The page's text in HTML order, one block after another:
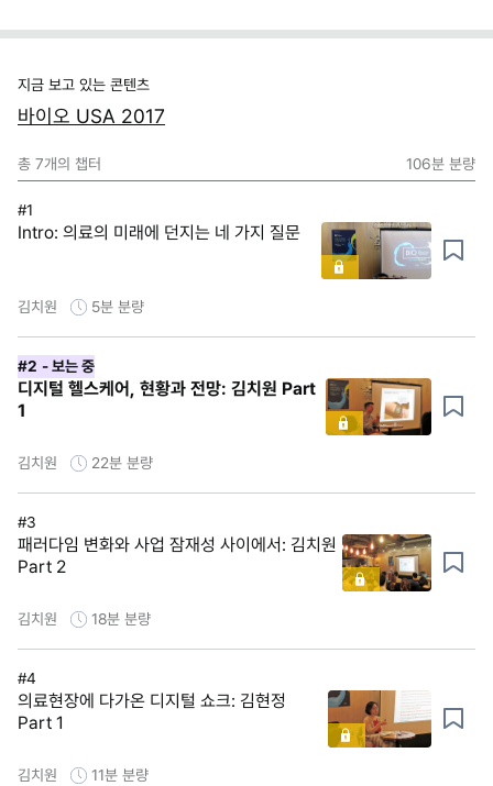
지금 보고 있는 콘텐츠
바이오 USA 2017
총 7개의 챕터 106분 분량
#1
Intro: 의료의 미래에 던지는 네 가지 질문
김치원 5분 분량
#2 - 보는 중
디지털 헬스케어, 현황과 전망: 김치원 Part
1
김치원 22분 분량
#3
패러다임 변화와 사업 잠재성 사이에서: 김치원
Part 2
김치원 18분 분량
#4
의료현장에 다가온 디지털 쇼크: 김현정
Part 1
김치원 11분 분량